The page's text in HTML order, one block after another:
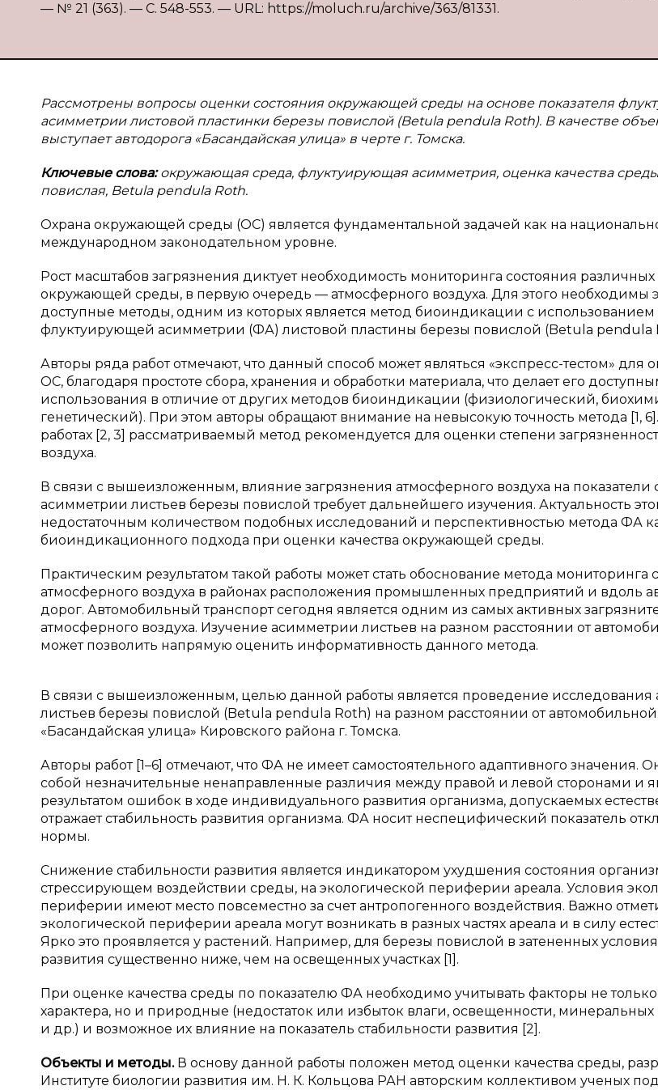
— № 21 (363). — С. 548-553. — URL: https://moluch.ru/archive/363/81331.
Рассмотрены вопросы оценки состояния окружающей среды на основе показателя
асимметрии листовой пластинки березы повислой (Betula pendula Roth). В качестве
выступает автодорога «Басандайская улица» в черте г. Томска.
Ключевые слова:окружающая среда, флуктуирующая асимметрия, оценка качества
повислая, Betula pendula Roth.
Охрана окружающей среды (ОС) является фундаментальной задачей как на
международном законодательном уровне.
Рост масштабов загрязнения диктует необходимость мониторинга состояния
окружающей среды, в первую очередь — атмосферного воздуха. Для этого необходимы
доступные методы, одним из которых является метод биоиндикации с использованием
флуктуирующей асимметрии (ФА) листовой пластины березы повислой (Betula pendula
Авторы ряда работ отмечают, что данный способ может являться «экспресс-тестом» для
ОС, благодаря простоте сбора, хранения и обработки материала, что делает его
использования в отличие от других методов биоиндикации (физиологический,
генетический). При этом авторы обращают внимание на невысокую точность метода [1,
работах [2, 3] рассматриваемый метод рекомендуется для оценки степени
воздуха.
В связи с вышеизложенным, влияние загрязнения атмосферного воздуха на
асимметрии листьев березы повислой требует дальнейшего изучения. Актуальность
недостаточным количеством подобных исследований и перспективностью метода ФА
биоиндикационного подхода при оценки качества окружающей среды.
Практическим результатом такой работы может стать обоснование метода мониторинга
атмосферного воздуха в районах расположения промышленных предприятий и вдоль
дорог. Автомобильный транспорт сегодня является одним из самых активных
атмосферного воздуха. Изучение асимметрии листьев на разном расстоянии от
может позволить напрямую оценить информативность данного метода.
В связи с вышеизложенным, целью данной работы является проведение исследования
листьев березы повислой (Betula pendula Roth) на разном расстоянии от
«Басандайская улица» Кировского района г. Томска.
Авторы работ [1–6] отмечают, что ФА не имеет самостоятельного адаптивного значения.
собой незначительные ненаправленные различия между правой и левой сторонами и
результатом ошибок в ходе индивидуального развития организма, допускаемых
отражает стабильность развития организма. ФА носит неспецифический показатель
нормы.
Снижение стабильности развития является индикатором ухудшения состояния
стрессирующем воздействии среды, на экологической периферии ареала. Условия
периферии имеют место повсеместно за счет антропогенного воздействия. Важно
экологической периферии ареала могут возникать в разных частях ареала и в силу
Ярко это проявляется у растений. Например, для березы повислой в затененных
развития существенно ниже, чем на освещенных участках [1].
При оценке качества среды по показателю ФА необходимо учитывать факторы не
характера, но и природные (недостаток или избыток влаги, освещенности, минеральных
и др.) и возможное их влияние на показатель стабильности развития [2].
Объекты и методы. В основу данной работы положен метод оценки качества среды,
Институте биологии развития им. Н. К. Кольцова РАН авторским коллективом ученых